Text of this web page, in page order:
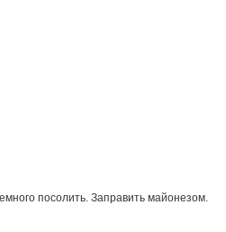
посолить. Заправить майонезом.